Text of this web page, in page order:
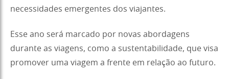
necessidades emergentes dos viajantes.
Esse ano será marcado por novas abordagens
durante as viagens, como a sustentabilidade, que visa
promover uma viagem a frente em relação ao futuro.